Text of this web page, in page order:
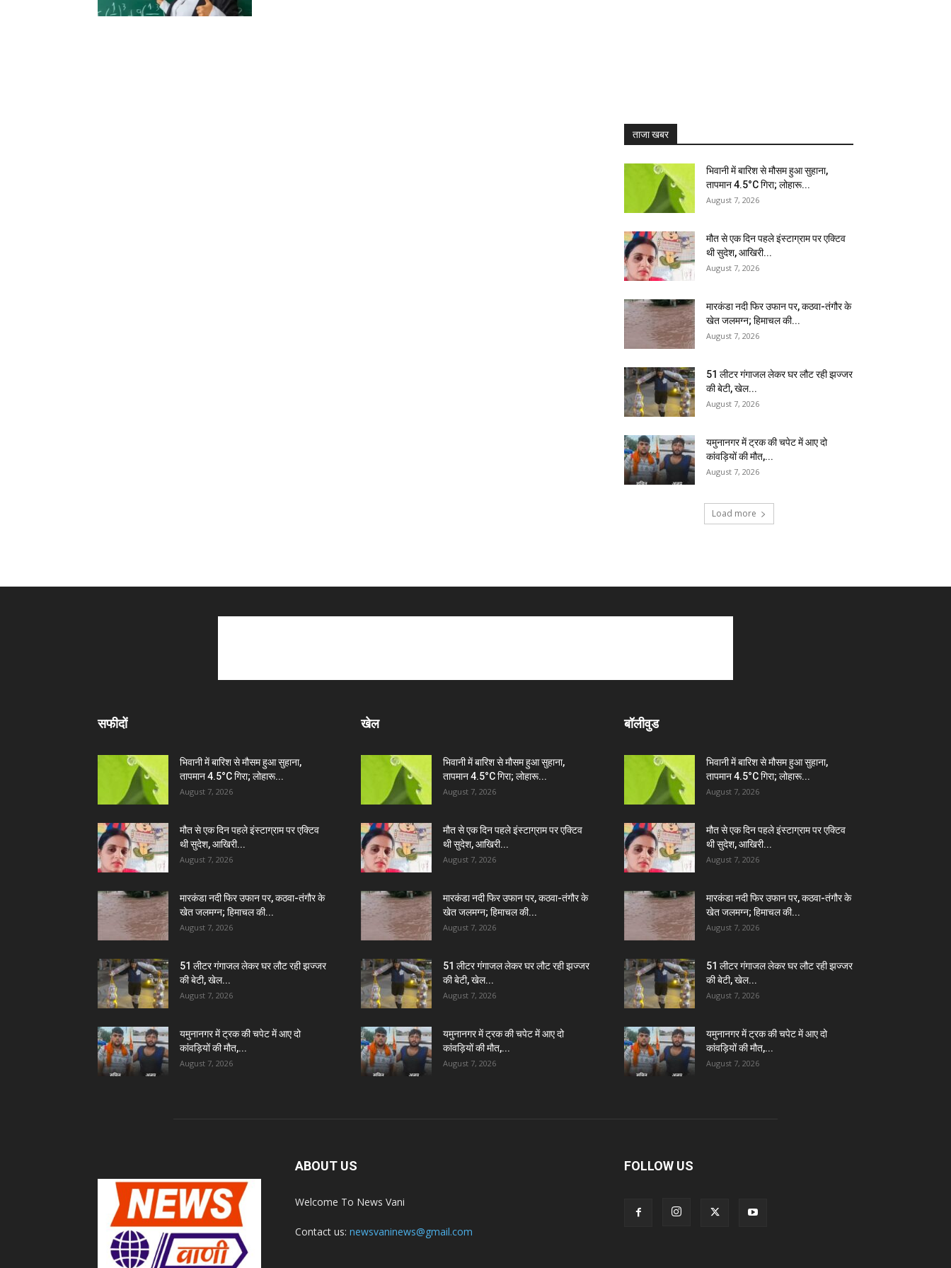
ताजा खबर
भिवानी में बारिश से मौसम हुआ सुहाना,
तापमान 4.5°C गिरा; लोहारू...
August 7, 2026
मौत से एक दिन पहले इंस्टाग्राम पर एक्टिव
थी सुदेश, आखिरी...
August 7, 2026
मारकंडा नदी फिर उफान पर, कठवा-तंगौर के
खेत जलमग्न; हिमाचल की...
August 7, 2026
51 लीटर गंगाजल लेकर घर लौट रही झज्जर
की बेटी, खेल...
August 7, 2026
यमुनानगर में ट्रक की चपेट में आए दो
कांवड़ियों की मौत,...
August 7, 2026
Load more
सफीदों
भिवानी में बारिश से मौसम हुआ सुहाना,
तापमान 4.5°C गिरा; लोहारू...
August 7, 2026
मौत से एक दिन पहले इंस्टाग्राम पर एक्टिव
थी सुदेश, आखिरी...
August 7, 2026
मारकंडा नदी फिर उफान पर, कठवा-तंगौर के
खेत जलमग्न; हिमाचल की...
August 7, 2026
51 लीटर गंगाजल लेकर घर लौट रही झज्जर
की बेटी, खेल...
August 7, 2026
यमुनानगर में ट्रक की चपेट में आए दो
कांवड़ियों की मौत,...
August 7, 2026
खेल
भिवानी में बारिश से मौसम हुआ सुहाना,
तापमान 4.5°C गिरा; लोहारू...
August 7, 2026
मौत से एक दिन पहले इंस्टाग्राम पर एक्टिव
थी सुदेश, आखिरी...
August 7, 2026
मारकंडा नदी फिर उफान पर, कठवा-तंगौर के
खेत जलमग्न; हिमाचल की...
August 7, 2026
51 लीटर गंगाजल लेकर घर लौट रही झज्जर
की बेटी, खेल...
August 7, 2026
यमुनानगर में ट्रक की चपेट में आए दो
कांवड़ियों की मौत,...
August 7, 2026
बॉलीवुड
भिवानी में बारिश से मौसम हुआ सुहाना,
तापमान 4.5°C गिरा; लोहारू...
August 7, 2026
मौत से एक दिन पहले इंस्टाग्राम पर एक्टिव
थी सुदेश, आखिरी...
August 7, 2026
मारकंडा नदी फिर उफान पर, कठवा-तंगौर के
खेत जलमग्न; हिमाचल की...
August 7, 2026
51 लीटर गंगाजल लेकर घर लौट रही झज्जर
की बेटी, खेल...
August 7, 2026
यमुनानगर में ट्रक की चपेट में आए दो
कांवड़ियों की मौत,...
August 7, 2026
ABOUT US
Welcome To News Vani
Contact us: newsvaninews@gmail.com
FOLLOW US